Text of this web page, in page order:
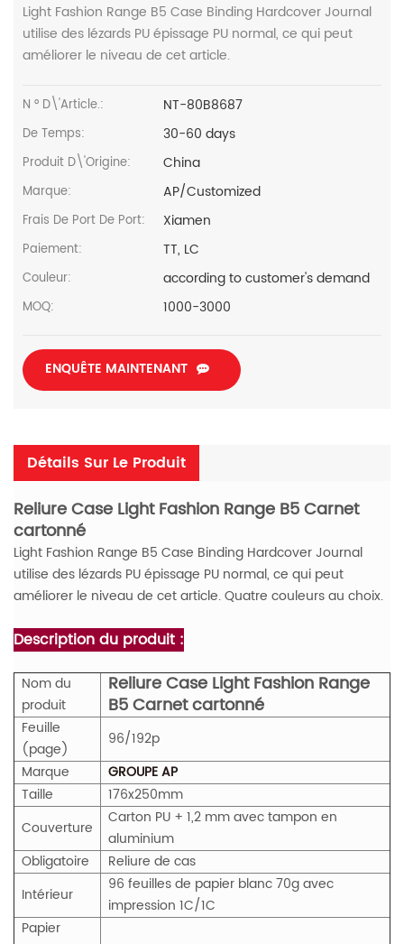
Light Fashion Range B5 Case Binding Hardcover Journal
utilise des lézards PU épissage PU normal, ce qui peut
améliorer le niveau de cet article.
N ° D\'article.: NT-80B8687
De Temps: 30-60 days
Produit D\'Origine: China
Marque: AP/Customized
Frais De Port De Port: Xiamen
Paiement: TT, LC
Couleur: according to customer's demand
MOQ: 1000-3000
ENQUÊTE MAINTENANT
Détails Sur Le Produit
Reliure Case Light Fashion Range B5 Carnet
cartonné
Light Fashion Range B5 Case Binding Hardcover Journal
utilise des lézards PU épissage PU normal, ce qui peut
améliorer le niveau de cet article. Quatre couleurs au choix.
Description du produit :
Nom du
produit
Reliure Case Light Fashion Range
B5 Carnet cartonné
Feuille
(page)
96/192p
Marque
GROUPE AP
Taille
176x250mm
Couverture
Carton PU + 1,2 mm avec tampon en
aluminium
Obligatoire
Reliure de cas
Intérieur
96 feuilles de papier blanc 70g avec
impression 1C/1C
Papier